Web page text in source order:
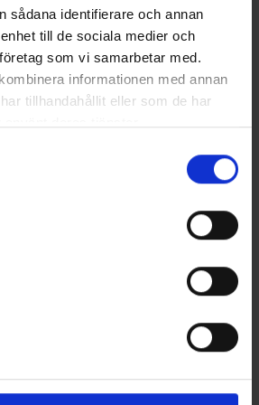
sådana identifierare och annan
till de sociala medier och
som vi samarbetar med.
informationen med annan
tillhandahållit eller som de har
Powerbait & Gulp
i samma kategori: